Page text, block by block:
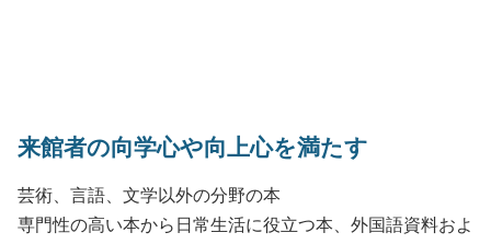
来館者の向学心や向上心を満たす
芸術、言語、文学以外の分野の本
専門性の高い本から日常生活に役立つ本、外国語資料およ